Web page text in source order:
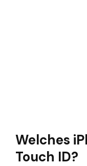
Welches
Touch ID?